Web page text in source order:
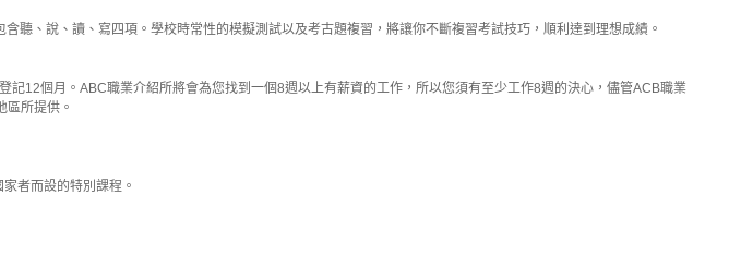
、說、讀、寫四項。學校時常性的模擬測試以及考古題複習，將讓你不斷複習考試技巧，順利達到理想成績。
12個月。ABC職業介紹所將會為您找到一個8週以上有薪資的工作，所以您須有至少工作8週的決心，儘管ACB職業
所提供。
者而設的特別課程。